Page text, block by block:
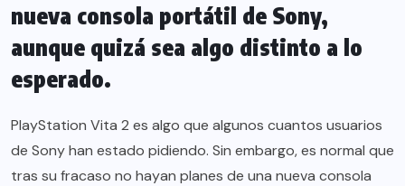
nueva consola portátil de Sony,
aunque quizá sea algo distinto a lo
esperado.
PlayStation Vita 2 es algo que algunos cuantos usuarios
de Sony han estado pidiendo. Sin embargo, es normal que
tras su fracaso no hayan planes de una nueva consola